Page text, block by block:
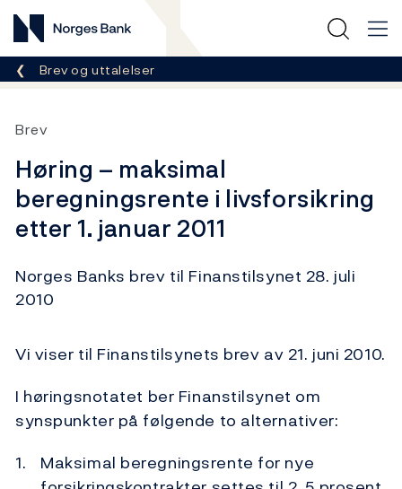
Norges Bank
Her er du nå:
Brev og uttalelser
Brev
Høring – maksimal
beregningsrente i livsforsikring
etter 1. januar 2011
Norges Banks brev til Finanstilsynet 28. juli
2010
Vi viser til Finanstilsynets brev av 21. juni 2010.
I høringsnotatet ber Finanstilsynet om
synspunkter på følgende to alternativer:
Maksimal beregningsrente for nye